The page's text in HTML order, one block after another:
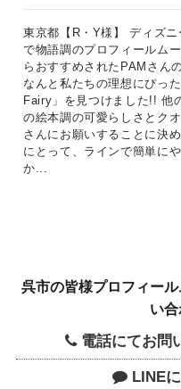
東京都【R・Y様】 ディズ
で物語調のプロフィールム
らおすすめされたPAMさん
なんと私たちの理想にぴっ
Fairy」を見つけました!! 他
の絵本調の可愛らしさとク
さんにお願いすることに決
にとって、ラインで簡単に
か...
呉市の皆様プロフィー
い
電話にてお問
LINE